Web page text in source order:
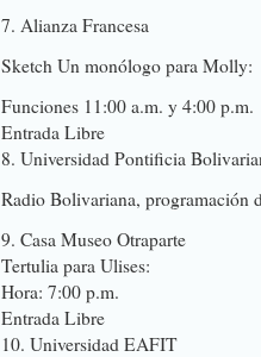
7. Alianza Francesa
Sketch Un monólogo para Molly:
Funciones 11:00 a.m. y 4:00 p.m.
Entrada Libre
8. Universidad Pontificia
Radio Bolivariana, programación
9. Casa Museo Otraparte
Tertulia para Ulises:
Hora: 7:00 p.m.
Entrada Libre
10. Universidad EAFIT